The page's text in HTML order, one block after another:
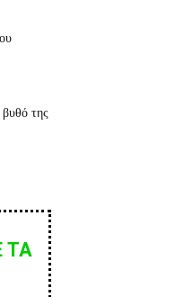
της
ΤΑ